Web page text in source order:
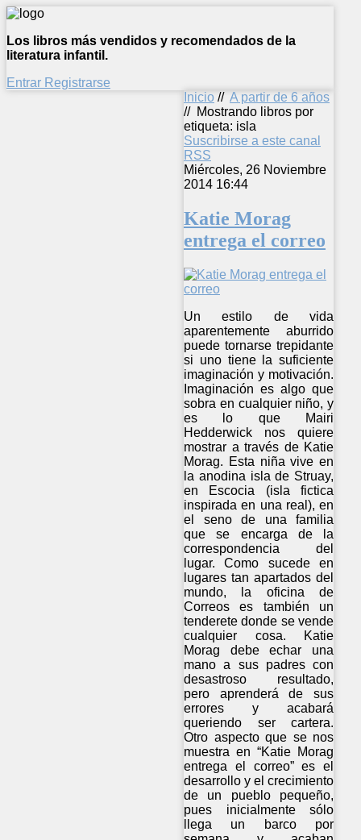
Los libros más vendidos y recomendados de la
literatura infantil.
Entrar Registrarse
Inicio // A partir de 6 años
// Mostrando libros por
etiqueta: isla
Suscribirse a este canal
RSS
Miércoles, 26 Noviembre
2014 16:44
Katie Morag
entrega el correo
Un estilo de vida
aparentemente aburrido
puede tornarse trepidante
si uno tiene la suficiente
imaginación y motivación.
Imaginación es algo que
sobra en cualquier niño, y
es lo que Mairi
Hedderwick nos quiere
mostrar a través de Katie
Morag. Esta niña vive en
la anodina isla de Struay,
en Escocia (isla fictica
inspirada en una real), en
el seno de una familia
que se encarga de la
correspondencia del
lugar. Como sucede en
lugares tan apartados del
mundo, la oficina de
Correos es también un
tenderete donde se vende
cualquier cosa. Katie
Morag debe echar una
mano a sus padres con
desastroso resultado,
pero aprenderá de sus
errores y acabará
queriendo ser cartera.
Otro aspecto que se nos
muestra en “Katie Morag
entrega el correo” es el
desarrollo y el crecimiento
de un pueblo pequeño,
pues inicialmente sólo
llega un barco por